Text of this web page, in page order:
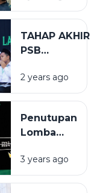
Pameran
di Ponpes
Assirojiyyah
TAHAP AKHIR
PSB
SANTRI
BERPRESTASI)
2 years ago
Penutupan
Lomba
Dakwah
(BIDAK)
3 years ago